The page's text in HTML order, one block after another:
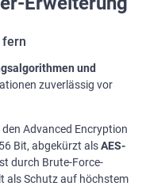
und
Teil
erhältlich.
fern
und
zuverlässig vor
Advanced Encryption
Bit, abgekürzt alsAES-
durch Brute-Force-
als Schutz auf höchstem